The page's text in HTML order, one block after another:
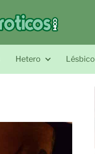
Hetero Lésbico